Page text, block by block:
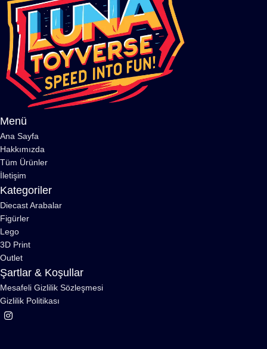
Menü
Ana Sayfa
Hakkımızda
Tüm Ürünler
İletişim
Kategoriler
Diecast Arabalar
Figürler
Lego
3D Print
Outlet
Şartlar & Koşullar
Mesafeli Gizlilik Sözleşmesi
Gizlilik Politikası